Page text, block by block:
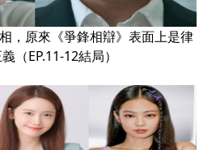
，原來《爭鋒相辯》表面上是律
（EP.11-12結局）